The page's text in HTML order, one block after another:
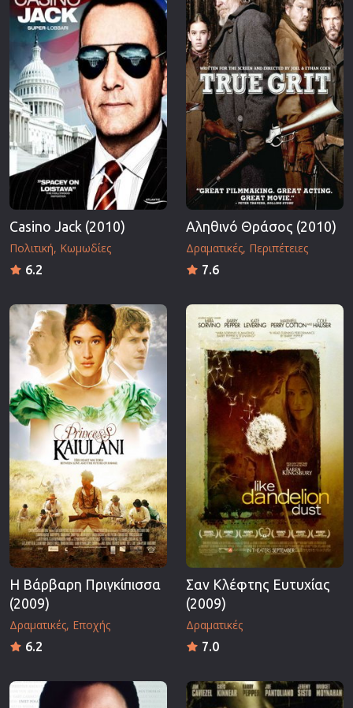
Casino Jack (2010)
Πολιτική Κωμωδίες
6.2
Αληθινό Θράσος (2010)
Δραματικές Περιπέτειες
7.6
Η Βάρβαρη Πριγκίπισσα
(2009)
Δραματικές Εποχής
6.2
Σαν Κλέφτης Ευτυχίας
(2009)
Δραματικές
7.0